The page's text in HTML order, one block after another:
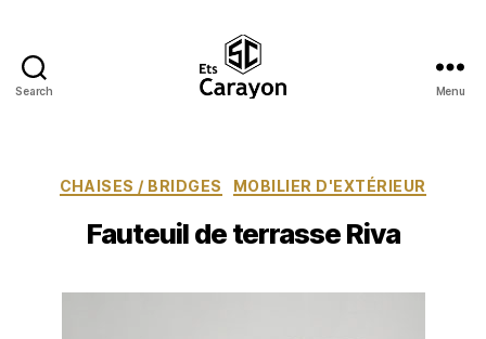
Search Menu
Catégories
CHAISES / BRIDGES MOBILIER D'EXTÉRIEUR
Fauteuil de terrasse Riva